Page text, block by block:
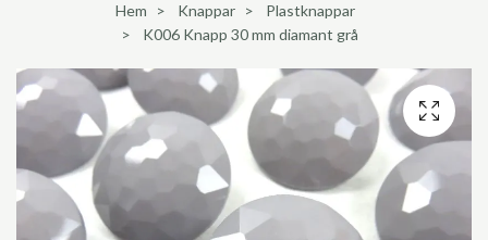
Hem Knappar
Plastknappar
K006 Knapp 30 mm diamant grå